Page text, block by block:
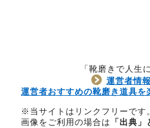
「靴磨きで人生
運営者情
運営者おすすめの靴磨き道具を
※当サイトはリンクフリーです
画像をご利用の場合は
「出典